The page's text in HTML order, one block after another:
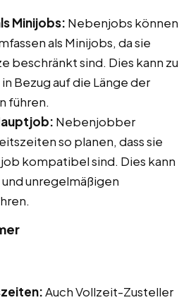
Minijobs: Nebenjobs können
als Minijobs, da sie
beschränkt sind. Dies kann zu
Bezug auf die Länge der
führen.
Nebenjobber
so planen, dass sie
kompatibel sind. Dies kann
unregelmäßigen
Auch Vollzeit-Zusteller